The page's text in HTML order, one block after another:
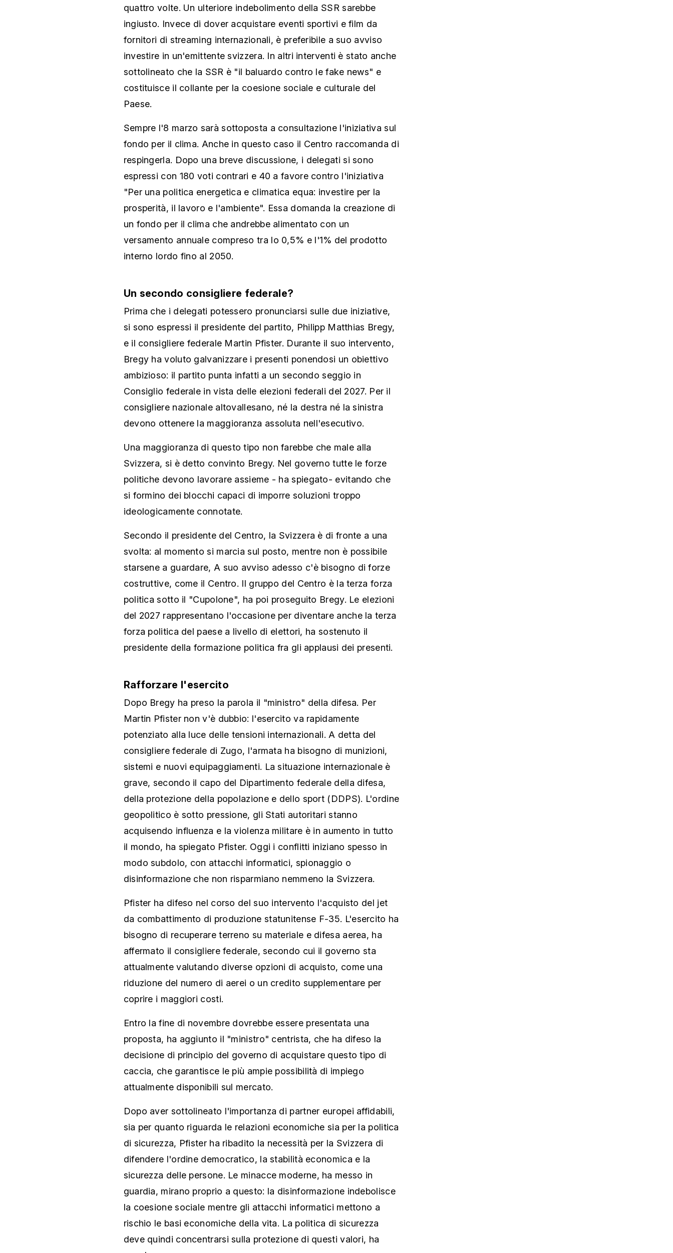
quattro volte. Un ulteriore indebolimento della SSR sarebbe
ingiusto. Invece di dover acquistare eventi sportivi e film da
fornitori di streaming internazionali, è preferibile a suo avviso
investire in un'emittente svizzera. In altri interventi è stato anche
sottolineato che la SSR è "il baluardo contro le fake news" e
costituisce il collante per la coesione sociale e culturale del
Paese.
Sempre l'8 marzo sarà sottoposta a consultazione l'iniziativa sul
fondo per il clima. Anche in questo caso il Centro raccomanda di
respingerla. Dopo una breve discussione, i delegati si sono
espressi con 180 voti contrari e 40 a favore contro l'iniziativa
"Per una politica energetica e climatica equa: investire per la
prosperità, il lavoro e l'ambiente". Essa domanda la creazione di
un fondo per il clima che andrebbe alimentato con un
versamento annuale compreso tra lo 0,5% e l'1% del prodotto
interno lordo fino al 2050.
Un secondo consigliere federale?
Prima che i delegati potessero pronunciarsi sulle due iniziative,
si sono espressi il presidente del partito, Philipp Matthias Bregy,
e il consigliere federale Martin Pfister. Durante il suo intervento,
Bregy ha voluto galvanizzare i presenti ponendosi un obiettivo
ambizioso: il partito punta infatti a un secondo seggio in
Consiglio federale in vista delle elezioni federali del 2027. Per il
consigliere nazionale altovallesano, né la destra né la sinistra
devono ottenere la maggioranza assoluta nell'esecutivo.
Una maggioranza di questo tipo non farebbe che male alla
Svizzera, si è detto convinto Bregy. Nel governo tutte le forze
politiche devono lavorare assieme - ha spiegato- evitando che
si formino dei blocchi capaci di imporre soluzioni troppo
ideologicamente connotate.
Secondo il presidente del Centro, la Svizzera è di fronte a una
svolta: al momento si marcia sul posto, mentre non è possibile
starsene a guardare, A suo avviso adesso c'è bisogno di forze
costruttive, come il Centro. Il gruppo del Centro è la terza forza
politica sotto il "Cupolone", ha poi proseguito Bregy. Le elezioni
del 2027 rappresentano l'occasione per diventare anche la terza
forza politica del paese a livello di elettori, ha sostenuto il
presidente della formazione politica fra gli applausi dei presenti.
Rafforzare l'esercito
Dopo Bregy ha preso la parola il "ministro" della difesa. Per
Martin Pfister non v'è dubbio: l'esercito va rapidamente
potenziato alla luce delle tensioni internazionali. A detta del
consigliere federale di Zugo, l'armata ha bisogno di munizioni,
sistemi e nuovi equipaggiamenti. La situazione internazionale è
grave, secondo il capo del Dipartimento federale della difesa,
della protezione della popolazione e dello sport (DDPS). L'ordine
geopolitico è sotto pressione, gli Stati autoritari stanno
acquisendo influenza e la violenza militare è in aumento in tutto
il mondo, ha spiegato Pfister. Oggi i conflitti iniziano spesso in
modo subdolo, con attacchi informatici, spionaggio o
disinformazione che non risparmiano nemmeno la Svizzera.
Pfister ha difeso nel corso del suo intervento l'acquisto del jet
da combattimento di produzione statunitense F-35. L'esercito ha
bisogno di recuperare terreno su materiale e difesa aerea, ha
affermato il consigliere federale, secondo cui il governo sta
attualmente valutando diverse opzioni di acquisto, come una
riduzione del numero di aerei o un credito supplementare per
coprire i maggiori costi.
Entro la fine di novembre dovrebbe essere presentata una
proposta, ha aggiunto il "ministro" centrista, che ha difeso la
decisione di principio del governo di acquistare questo tipo di
caccia, che garantisce le più ampie possibilità di impiego
attualmente disponibili sul mercato.
Dopo aver sottolineato l'importanza di partner europei affidabili,
sia per quanto riguarda le relazioni economiche sia per la politica
di sicurezza, Pfister ha ribadito la necessità per la Svizzera di
difendere l'ordine democratico, la stabilità economica e la
sicurezza delle persone. Le minacce moderne, ha messo in
guardia, mirano proprio a questo: la disinformazione indebolisce
la coesione sociale mentre gli attacchi informatici mettono a
rischio le basi economiche della vita. La politica di sicurezza
deve quindi concentrarsi sulla protezione di questi valori, ha